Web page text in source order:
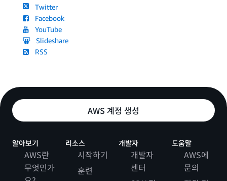
Twitter
Facebook
YouTube
Slideshare
RSS
AWS 계정 생성
알아보기
AWS란
무엇인가
리소스
시작하기
훈련
개발자
개발자
센터
도움말
AWS에
문의